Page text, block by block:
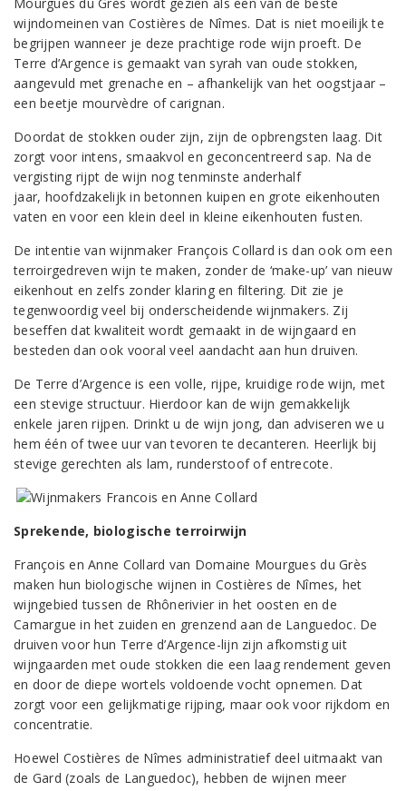
wijndomeinen van Costières de Nîmes. Dat is niet moeilijk te
begrijpen wanneer je deze prachtige rode wijn proeft. De
Terre d’Argence is gemaakt van syrah van oude stokken,
aangevuld met grenache en – afhankelijk van het oogstjaar –
een beetje mourvèdre of carignan.
Doordat de stokken ouder zijn, zijn de opbrengsten laag. Dit
zorgt voor intens, smaakvol en geconcentreerd sap. Na de
vergisting rijpt de wijn nog tenminste anderhalf
jaar, hoofdzakelijk in betonnen kuipen en grote eikenhouten
vaten en voor een klein deel in kleine eikenhouten fusten.
De intentie van wijnmaker François Collard is dan ook om een
terroirgedreven wijn te maken, zonder de ‘make-up’ van nieuw
eikenhout en zelfs zonder klaring en filtering. Dit zie je
tegenwoordig veel bij onderscheidende wijnmakers. Zij
beseffen dat kwaliteit wordt gemaakt in de wijngaard en
besteden dan ook vooral veel aandacht aan hun druiven.
De Terre d’Argence is een volle, rijpe, kruidige rode wijn, met
een stevige structuur. Hierdoor kan de wijn gemakkelijk
enkele jaren rijpen. Drinkt u de wijn jong, dan adviseren we u
hem één of twee uur van tevoren te decanteren. Heerlijk bij
stevige gerechten als lam, runderstoof of entrecote.
Sprekende, biologische terroirwijn
François en Anne Collard van Domaine Mourgues du Grès
maken hun biologische wijnen in Costières de Nîmes, het
wijngebied tussen de Rhônerivier in het oosten en de
Camargue in het zuiden en grenzend aan de Languedoc. De
druiven voor hun Terre d’Argence-lijn zijn afkomstig uit
wijngaarden met oude stokken die een laag rendement geven
en door de diepe wortels voldoende vocht opnemen. Dat
zorgt voor een gelijkmatige rijping, maar ook voor rijkdom en
concentratie.
Hoewel Costières de Nîmes administratief deel uitmaakt van
de Gard (zoals de Languedoc), hebben de wijnen meer